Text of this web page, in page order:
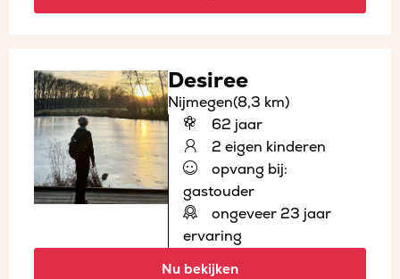
Desiree
Nijmegen(8,3 km)
62 jaar
2 eigen kinderen
opvang bij:
gastouder
ongeveer 23 jaar
ervaring
Nu bekijken